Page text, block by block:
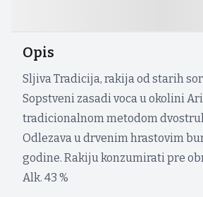
Opis
Sljiva Tradicija, rakija od starih
Sopstveni zasadi voca u okolini
tradicionalnom metodom
Odlezava u drvenim hrastovim
godine. Rakiju konzumirati pre
Alk. 43 %